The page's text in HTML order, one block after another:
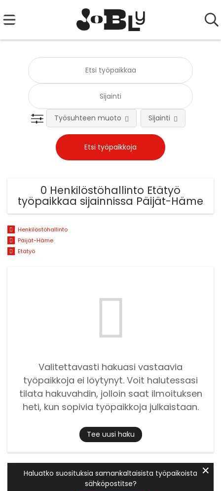
Työsuhteen muoto Sijainti
0 Henkilöstöhallinto Etätyö
työpaikkaa sijainnissa Päijät-Häme
Henkilöstöhallinto
Päijät-Häme
Etätyö
Valitettavasti hakuasi vastaavia
työpaikkoja ei löytynyt. Voit halutessasi
tilata hakuvahdin, jolloin saat ilmoituksen
heti, kun sopivia työpaikkoja julkaistaan.
Tee uusi haku
Haluatko suosituksia samankaltaisista työpaikoista
sähköpostitse?
✕